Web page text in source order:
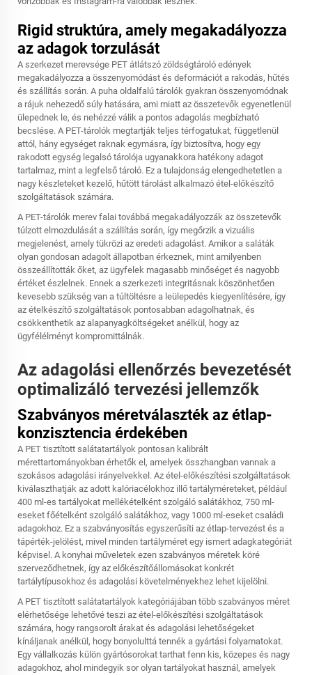
Rigid struktúra, amely megakadályozza
az adagok torzulását
A szerkezet merevsége PET átlátszó zöldségtároló edények
megakadályozza a összenyomódást és deformációt a rakodás, hűtés
és szállítás során. A puha oldalfalú tárolók gyakran összenyomódnak
a rájuk nehezedő súly hatására, ami miatt az összetevők egyenetlenül
ülepednek le, és nehézzé válik a pontos adagolás megbízható
becslése. A PET-tárolók megtartják teljes térfogatukat, függetlenül
attól, hány egységet raknak egymásra, így biztosítva, hogy egy
rakodott egység legalsó tárolója ugyanakkora hatékony adagot
tartalmaz, mint a legfelső tároló. Ez a tulajdonság elengedhetetlen a
nagy készleteket kezelő, hűtött tárolást alkalmazó étel-előkészítő
szolgáltatások számára.
A PET-tárolók merev falai továbbá megakadályozzák az összetevők
túlzott elmozdulását a szállítás során, így megőrzik a vizuális
megjelenést, amely tükrözi az eredeti adagolást. Amikor a saláták
olyan gondosan adagolt állapotban érkeznek, mint amilyenben
összeállították őket, az ügyfelek magasabb minőséget és nagyobb
értéket észlelnek. Ennek a szerkezeti integritásnak köszönhetően
kevesebb szükség van a túltöltésre a leülepedés kiegyenlítésére, így
az ételkészítő szolgáltatások pontosabban adagolhatnak, és
csökkenthetik az alapanyagköltségeket anélkül, hogy az
ügyfélélményt kompromittálnák.
Az adagolási ellenőrzés bevezetését
optimalizáló tervezési jellemzők
Szabványos méretválaszték az étlap-
konzisztencia érdekében
A PET tisztított salátatartályok pontosan kalibrált
mérettartományokban érhetők el, amelyek összhangban vannak a
szokásos adagolási irányelvekkel. Az étel-előkészítési szolgáltatások
kiválaszthatják az adott kalóriacélokhoz illő tartályméreteket, például
400 ml-es tartályokat mellékételként szolgáló salátákhoz, 750 ml-
eseket főételként szolgáló salátákhoz, vagy 1000 ml-eseket családi
adagokhoz. Ez a szabványosítás egyszerűsíti az étlap-tervezést és a
tápérték-jelölést, mivel minden tartályméret egy ismert adagkategóriát
képvisel. A konyhai műveletek ezen szabványos méretek köré
szerveződhetnek, így az előkészítőállomásokat konkrét
tartálytípusokhoz és adagolási követelményekhez lehet kijelölni.
A PET tisztított salátatartályok kategóriájában több szabványos méret
elérhetősége lehetővé teszi az étel-előkészítési szolgáltatások
számára, hogy rangsorolt árakat és adagolási lehetőségeket
kínáljanak anélkül, hogy bonyolulttá tennék a gyártási folyamatokat.
Egy vállalkozás külön gyártósorokat tarthat fenn kis, közepes és nagy
adagokhoz, ahol mindegyik sor olyan tartályokat használ, amelyek